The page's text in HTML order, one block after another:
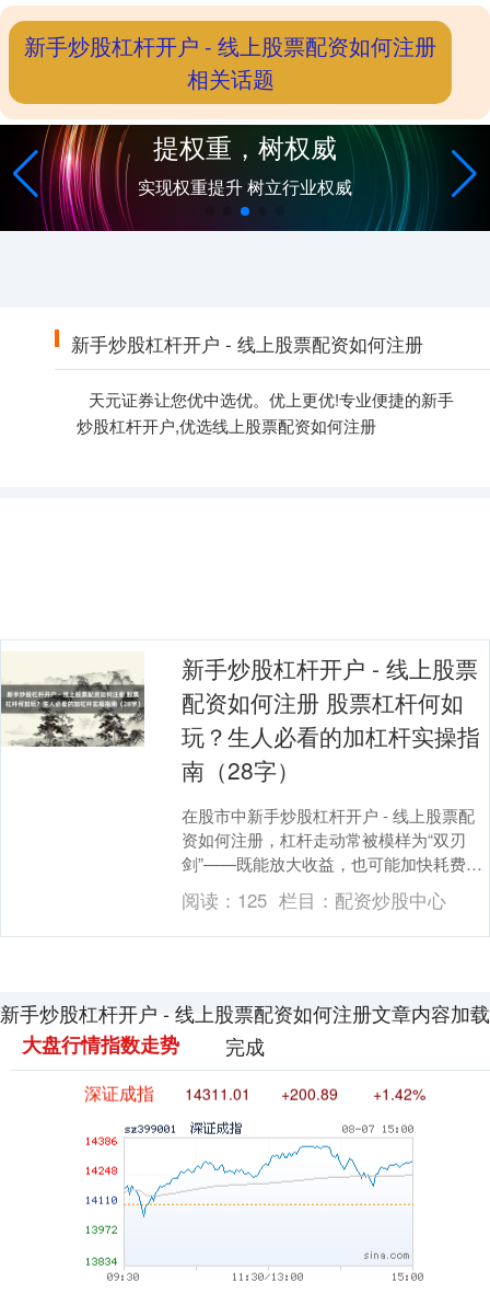
提权重，树权威
实现权重提升 树立行业权威
新手炒股杠杆开户 - 线上股票配资如何注册
天元证券让您优中选优。优上更优!专业便捷的新手
炒股杠杆开户,优选线上股票配资如何注册
新手炒股杠杆开户 - 线上股票配资如何注册
相关话题
新手炒股杠杆开户 - 线上股票
配资如何注册 股票杠杆何如
玩？生人必看的加杠杆实操指
南（28字）
在股市中新手炒股杠杆开户 - 线上股票配
资如何注册，杠杆走动常被模样为“双刃
剑”——既能放大收益，也可能加快耗费。
关于生人而言，领会杠杆的旨趣和操作设
施至关进犯....
阅读： 125 栏目： 配资炒股中心
新手炒股杠杆开户 - 线上股票配资如何注册文章内容加载
完成
大盘行情指数走势
3940.04 +39.68 +1.02%
深证成指 14311.01 +200.89 +1.42%